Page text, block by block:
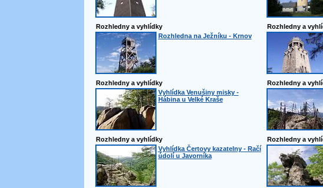
Rozhledny a vyhlídky
Rozhledna na Ježníku - Krnov
Rozhledny a
Rozhledny a vyhlídky
Vyhlídka Venušiny misky -
Hábina u Velké Kraše
Rozhledny a
Rozhledny a vyhlídky
Vyhlídka Čertovy kazatelny - Račí
údolí u Javorníka
Rozhledny a